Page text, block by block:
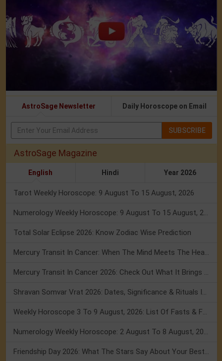
AstroSage Newsletter Daily Horoscope on Email
SUBSCRIBE
AstroSage Magazine
English Hindi Year 2026
Tarot Weekly Horoscope: 9 August To 15 August, 2026
Total Solar Eclipse 2026: Know Zodiac Wise Prediction